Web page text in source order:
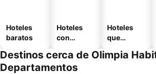
Hoteles
baratos
Hoteles
con
Hoteles
que
mascotas
Destinos cerca de Olimpia
Departamentos